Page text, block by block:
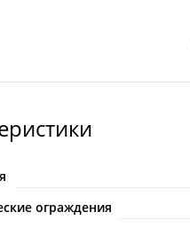
ограждения